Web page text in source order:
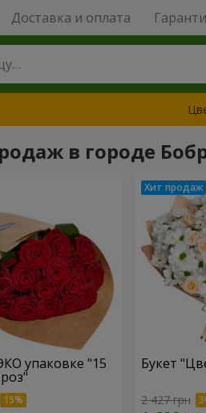
Доставка и оплата
в городе
упаковке "15 Букет
2 427 грн